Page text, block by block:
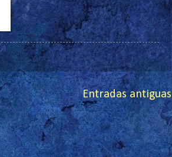
Entradas antiguas